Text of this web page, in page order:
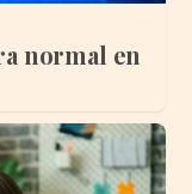
normal en